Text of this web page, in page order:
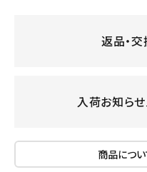
返品・
入荷お知ら
商品につ